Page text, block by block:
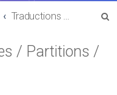
Traductions / Tablatures / Partitions / Instruments
/ Partitions /